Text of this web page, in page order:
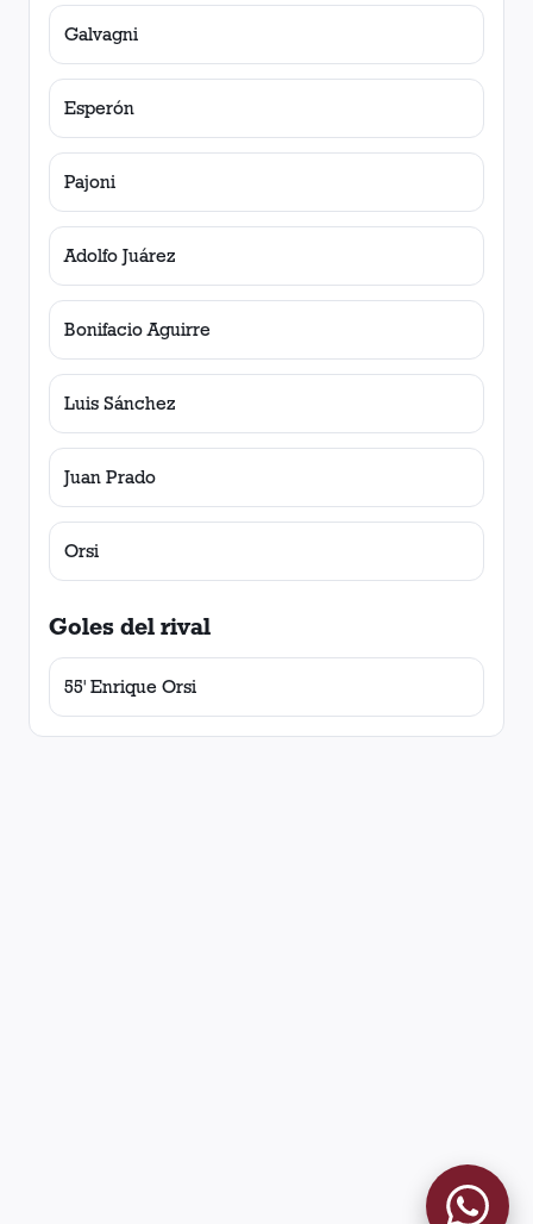
Galvagni
Esperón
Pajoni
Adolfo Juárez
Bonifacio Aguirre
Luis Sánchez
Juan Prado
Orsi
Goles del rival
55' Enrique Orsi